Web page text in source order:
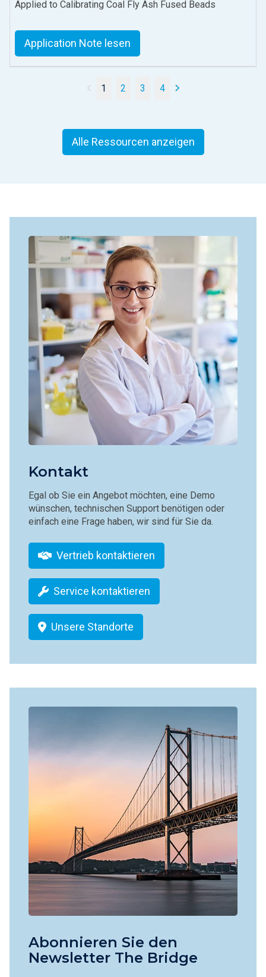
Applied to Calibrating Coal Fly Ash Fused Beads
Application Note lesen
1 2 3 4
Alle Ressourcen anzeigen
Kontakt
Egal ob Sie ein Angebot möchten, eine Demo
wünschen, technischen Support benötigen oder
einfach eine Frage haben, wir sind für Sie da.
Vertrieb kontaktieren
Service kontaktieren
Unsere Standorte
Abonnieren Sie den
Newsletter The Bridge